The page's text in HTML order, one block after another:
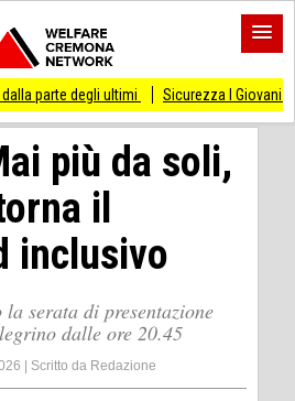
ultimi Sicurezza I Giovani Democratici
più da soli,
il
inclusivo
serata di presentazione
dalle ore 20.45
Scritto da Redazione